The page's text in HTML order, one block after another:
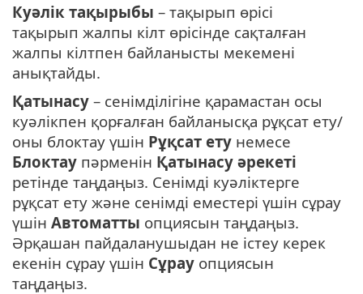
Куәлік тақырыбы – тақырып өрісі
тақырып жалпы кілт өрісінде сақталған
жалпы кілтпен байланысты мекемені
анықтайды.
Қатынасу – сенімділігіне қарамастан осы
куәлікпен қорғалған байланысқа рұқсат ету/
оны блоктау үшін Рұқсат ету немесе
Блоктау пәрменін Қатынасу әрекеті
ретінде таңдаңыз. Сенімді куәліктерге
рұқсат ету және сенімді еместері үшін сұрау
үшін Автоматты опциясын таңдаңыз.
Әрқашан пайдаланушыдан не істеу керек
екенін сұрау үшін Сұрау опциясын
таңдаңыз.